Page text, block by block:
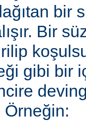
bir
Bir
gibi bir